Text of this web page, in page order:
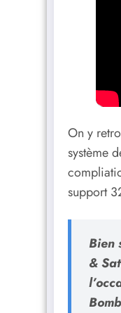
On y
système
support
Bien
&